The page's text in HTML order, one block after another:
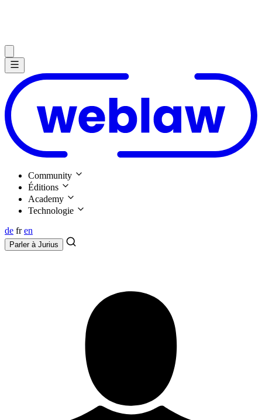
Community
Éditions
Academy
Technologie
de fr en
Parler à Jurius